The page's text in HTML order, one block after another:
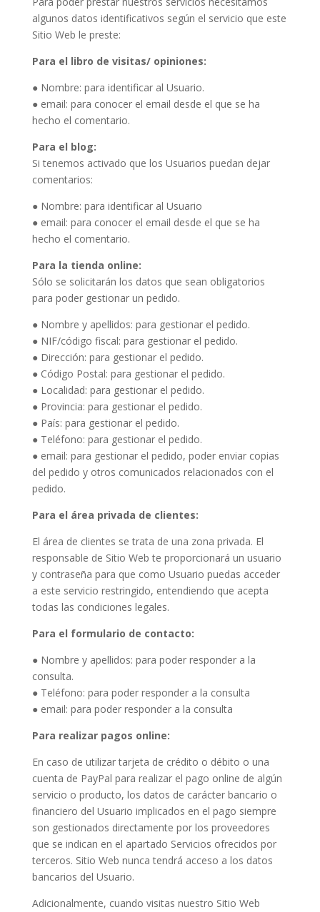
algunos datos identificativos según el servicio que este
Sitio Web le preste:
Para el libro de visitas/ opiniones:
● Nombre: para identificar al Usuario.
● email: para conocer el email desde el que se ha
hecho el comentario.
Para el blog:
Si tenemos activado que los Usuarios puedan dejar
comentarios:
● Nombre: para identificar al Usuario
● email: para conocer el email desde el que se ha
hecho el comentario.
Para la tienda online:
Sólo se solicitarán los datos que sean obligatorios
para poder gestionar un pedido.
● Nombre y apellidos: para gestionar el pedido.
● NIF/código fiscal: para gestionar el pedido.
● Dirección: para gestionar el pedido.
● Código Postal: para gestionar el pedido.
● Localidad: para gestionar el pedido.
● Provincia: para gestionar el pedido.
● País: para gestionar el pedido.
● Teléfono: para gestionar el pedido.
● email: para gestionar el pedido, poder enviar copias
del pedido y otros comunicados relacionados con el
pedido.
Para el área privada de clientes:
El área de clientes se trata de una zona privada. El
responsable de Sitio Web te proporcionará un usuario
y contraseña para que como Usuario puedas acceder
a este servicio restringido, entendiendo que acepta
todas las condiciones legales.
Para el formulario de contacto:
● Nombre y apellidos: para poder responder a la
consulta.
● Teléfono: para poder responder a la consulta
● email: para poder responder a la consulta
Para realizar pagos online:
En caso de utilizar tarjeta de crédito o débito o una
cuenta de PayPal para realizar el pago online de algún
servicio o producto, los datos de carácter bancario o
financiero del Usuario implicados en el pago siempre
son gestionados directamente por los proveedores
que se indican en el apartado Servicios ofrecidos por
terceros. Sitio Web nunca tendrá acceso a los datos
bancarios del Usuario.
Adicionalmente, cuando visitas nuestro Sitio Web